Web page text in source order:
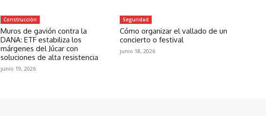
Construcción
Muros de gavión contra la
DANA: ETF estabiliza los
márgenes del Júcar con
soluciones de alta resistencia
junio 19, 2026
Seguridad
Cómo organizar el vallado de un
concierto o festival
junio 18, 2026